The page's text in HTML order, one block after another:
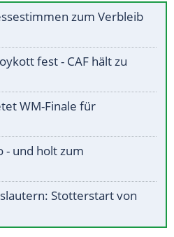
zum Verbleib
fest - CAF hält zu
WM-Finale für
- und holt zum
Stotterstart von